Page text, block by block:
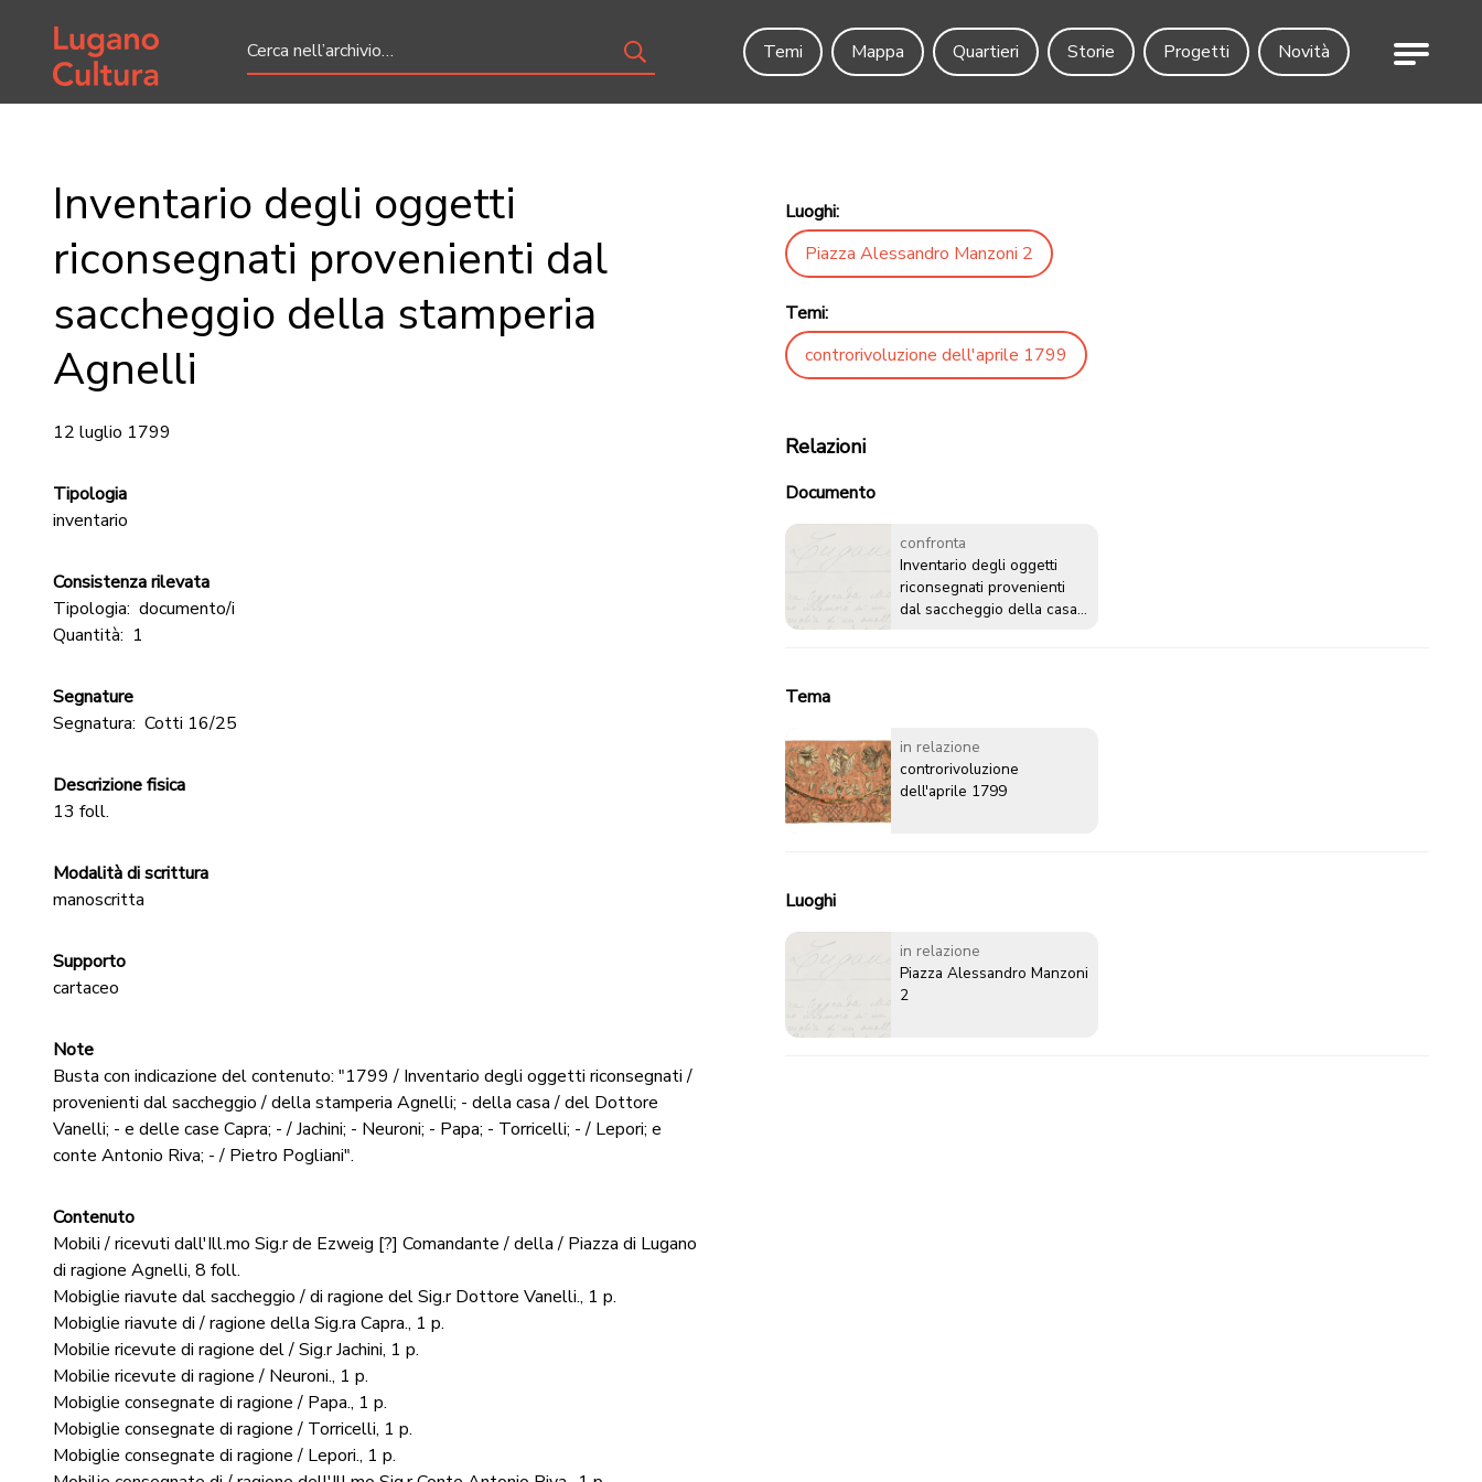
Home page
Temi
Mappa Quartieri Storie Progetti Novità Menu
Inventario degli oggetti
riconsegnati provenienti dal
saccheggio della stamperia
Agnelli
12 luglio 1799
Tipologia
inventario
Consistenza rilevata
Tipologia: documento/i
Quantità: 1
Segnature
Segnatura: Cotti 16/25
Descrizione fisica
13 foll.
Modalità di scrittura
manoscritta
Supporto
cartaceo
Note
Busta con indicazione del contenuto: "1799 / Inventario degli oggetti riconsegnati /
provenienti dal saccheggio / della stamperia Agnelli; - della casa / del Dottore
Vanelli; - e delle case Capra; - / Jachini; - Neuroni; - Papa; - Torricelli; - / Lepori; e
conte Antonio Riva; - / Pietro Pogliani".
Contenuto
Mobili / ricevuti dall'Ill.mo Sig.r de Ezweig [?] Comandante / della / Piazza di Lugano
di ragione Agnelli, 8 foll.
Mobiglie riavute dal saccheggio / di ragione del Sig.r Dottore Vanelli., 1 p.
Mobiglie riavute di / ragione della Sig.ra Capra., 1 p.
Mobilie ricevute di ragione del / Sig.r Jachini, 1 p.
Mobilie ricevute di ragione / Neuroni., 1 p.
Mobiglie consegnate di ragione / Papa., 1 p.
Mobiglie consegnate di ragione / Torricelli, 1 p.
Mobiglie consegnate di ragione / Lepori., 1 p.
Luoghi:
Piazza Alessandro Manzoni 2
Temi:
controrivoluzione dell'aprile 1799
Relazioni
Documento
confronta
Inventario degli oggetti
riconsegnati provenienti
dal saccheggio della casa
Tema
in relazione
controrivoluzione
dell'aprile 1799
Luoghi
in relazione
Piazza Alessandro Manzoni
2